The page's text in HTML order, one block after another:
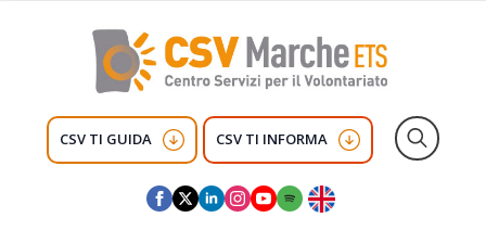
CSV TI GUIDA CSV TI INFORMA